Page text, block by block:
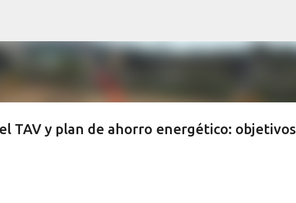
TAV y plan de ahorro energético: objetivos